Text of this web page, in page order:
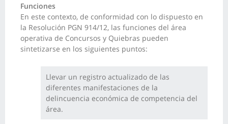
Funciones
En este contexto, de conformidad con lo dispuesto en
la Resolución PGN 914/12, las funciones del área
operativa de Concursos y Quiebras pueden
sintetizarse en los siguientes puntos:
Llevar un registro actualizado de las
diferentes manifestaciones de la
delincuencia económica de competencia del
área.